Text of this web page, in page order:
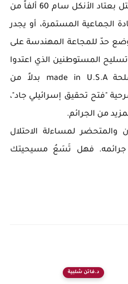
والمسجد معاً، والذي قتل بعتاد الأنكل سام 60 ألفاً من
الجماعية المستمرة، أو يجدر
حدّ للمجاعة المهندسة على
المستوطنين الذي اعتدوا
على قرية الطيبة بأسلحة made in U.S.A بدلاً من
"فتح تحقيق إسرائيلي جاد"،
من الجرائم.
والمتحضر لمساءلة الاحتلال
جرائمه. فهل تَسَعُ مسيحيتك
د.فاتن شلبية